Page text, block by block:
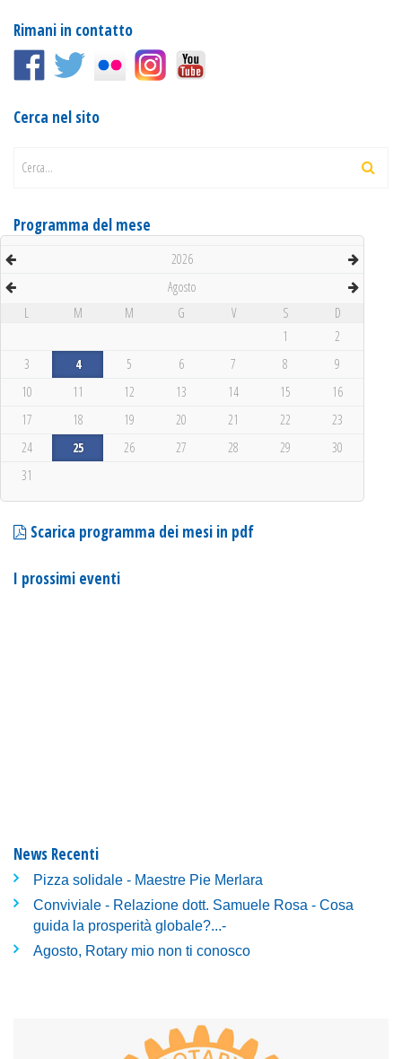
Rimani in contatto
Cerca nel sito
Cerca...
Programma del mese
2026
Agosto
L
M M G V S
D
1
2
3
4 5 6 7 8
9
10
11 12 13 14 15
16
17
18 19 20 21 22
23
24
25 26 27 28 29
30
31
Scarica programma dei mesi in pdf
I prossimi eventi
News Recenti
Pizza solidale - Maestre Pie Merlara
Conviviale - Relazione dott. Samuele Rosa - Cosa
guida la prosperità globale?...-
Agosto, Rotary mio non ti conosco